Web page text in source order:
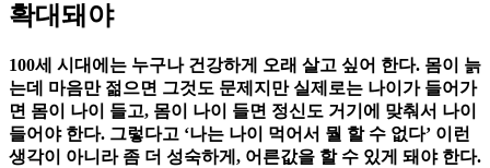
확대돼야
100세 시대에는 누구나 건강하게 오래 살고 싶어 한다. 몸이 늙
는데 마음만 젊으면 그것도 문제지만 실제로는 나이가 들어가
면 몸이 나이 들고, 몸이 나이 들면 정신도 거기에 맞춰서 나이
들어야 한다. 그렇다고 ‘나는 나이 먹어서 뭘 할 수 없다’ 이런
생각이 아니라 좀 더 성숙하게, 어른값을 할 수 있게 돼야 한다.